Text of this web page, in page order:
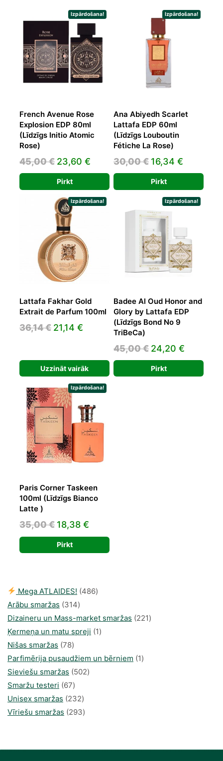
Izpārdošana!
French Avenue Rose
Explosion EDP 80ml
(Līdzīgs Initio Atomic
Rose)
45,00€ Original
price
was:
45,00 €.
23,60 € Current
price
is:
23,60 €.
Pirkt
Izpārdošana!
Ana Abiyedh Scarlet
Lattafa EDP 60ml
(Līdzīgs Louboutin
Fétiche La Rose)
30,00€ Original
price
was:
30,00 €.
16,34 €
price
is:
16,34 €.
Pirkt
Izpārdošana!
Lattafa Fakhar Gold
Extrait de Parfum 100ml
36,14€ Original
36,14 €.
21,14 € Current
21,14 €.
Uzzināt vairāk
Izpārdošana!
Badee Al Oud Honor and
Glory by Lattafa EDP
(Līdzīgs Bond No 9
TriBeCa)
45,00€ Original
price
was:
24,20 €
price
is:
Pirkt
Izpārdošana!
Paris Corner Taskeen
100ml (Līdzīgs Bianco
Latte )
35,00€ Original
price
was:
18,38 €
price
is:
Pirkt
Mega ATLAIDES! 486486
Arābu smaržas 314314
produkti
Dizaineru un Mass-market smaržas 221221
Ķermeņa un matu spreji 11
Nišas smaržas 7878
produkts
Parfimērija pusaudžiem un bērniem 11
Sieviešu smaržas 502502
Smaržu testeri 6767
produkts
Unisex smaržas 232232
produkts
Vīriešu smaržas 293293